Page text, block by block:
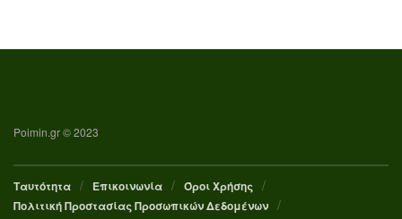
Poimin.gr © 2023
Ταυτότητα Επικοινωνία
Όροι Χρήσης
Πολιτική Προστασίας Προσωπικών Δεδομένων